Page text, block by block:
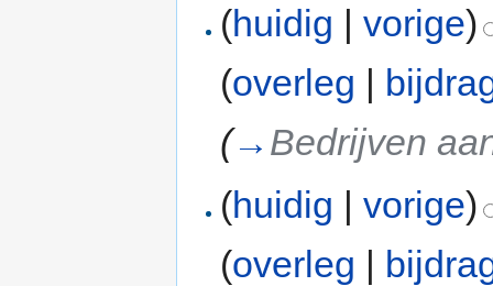
(huidig |vorige)
(overleg |
(→ Bedrijven
(huidig |vorige)
(overleg |